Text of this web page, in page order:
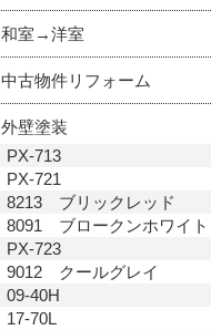
和室→洋室
中古物件リフォーム
外壁塗装
PX-713
PX-721
8213 ブリックレッド
8091 ブロークンホワイト
PX-723
9012 クールグレイ
09-40H
17-70L